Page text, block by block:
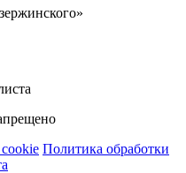
Политика обработки